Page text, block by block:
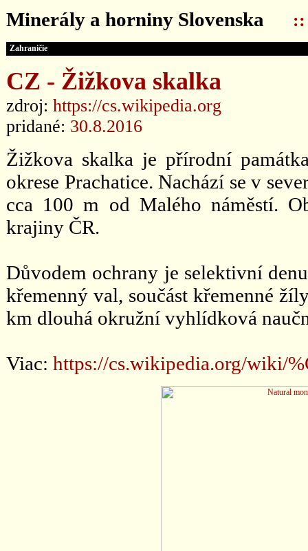
Minerály a horniny Slovenska ::
Zahraničie
CZ - Žižkova skalka
zdroj: https://cs.wikipedia.org
pridané: 30.8.2016
Žižkova skalka je přírodní
okrese Prachatice. Nachází se v
cca 100 m od Malého náměstí.
krajiny ČR.
Důvodem ochrany je selektivní
křemenný val, součást křemenné
km dlouhá okružní vyhlídková
Viac: https://cs.wikipedia.org/wiki/